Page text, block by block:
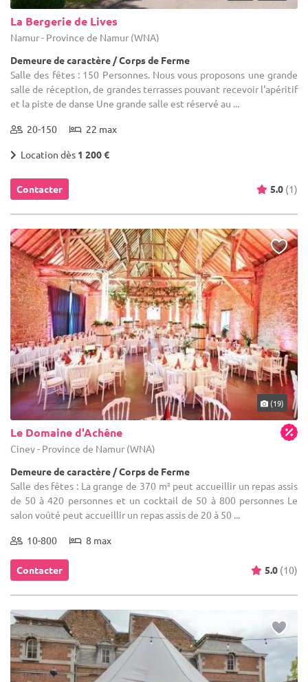
La Bergerie de Lives
Namur - Province de Namur (WNA)
Demeure de caractère / Corps de Ferme
Salle des fêtes : 150 Personnes. Nous vous proposons une grande
salle de réception, de grandes terrasses pouvant recevoir l'apéritif
et la piste de danse Une grande salle est réservé au ...
20-150 22 max
Location dès 1 200 €
Contacter 5.0 (1)
(19)
Le Domaine d'Achêne
Ciney - Province de Namur (WNA)
Demeure de caractère / Corps de Ferme
Salle des fêtes : La grange de 370 m² peut accueillir un repas assis
de 50 à 420 personnes et un cocktail de 50 à 800 personnes Le
salon voûté peut accueillir un repas assis de 20 à 50 ...
10-800 8 max
Contacter 5.0 (10)